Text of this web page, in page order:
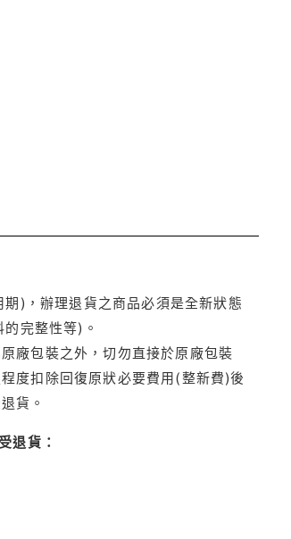
)，辦理退貨之商品必須是全新狀態
完整性等)。
廠包裝之外，切勿直接於原廠包裝
度扣除回復原狀必要費用(整新費)後
貨。
退貨：